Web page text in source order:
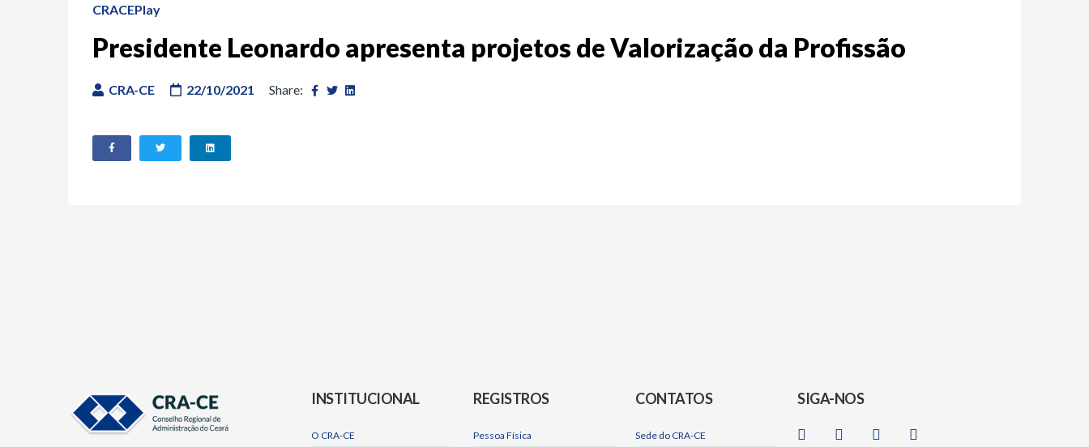
CRACEPlay
Presidente Leonardo apresenta projetos de Valorização da Profissão
CRA-CE 22/10/2021 Share:
INSTITUCIONAL
O CRA-CE
REGISTROS
Pessoa Física
CONTATOS
Sede do CRA-CE
SIGA-NOS